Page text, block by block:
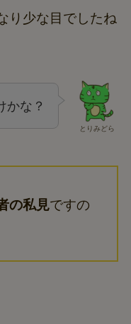
り少な目でしたね
とりみどら
かな？
の私見ですの